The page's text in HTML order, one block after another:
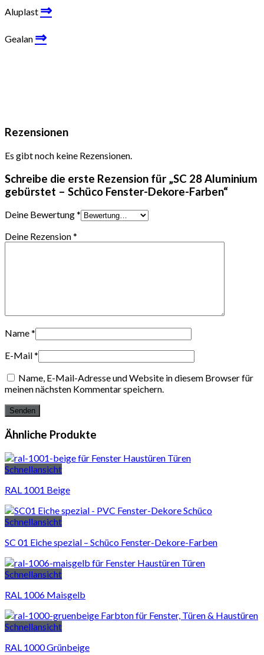
Aluplast ⇒
Gealan ⇒
Rezensionen
Es gibt noch keine Rezensionen.
Schreibe die erste Rezension für „SC 28 Aluminium
gebürstet – Schüco Fenster-Dekore-Farben“
Deine Bewertung*
Deine Rezension*
Name*
E-Mail*
Name, E-Mail-Adresse und Website in diesem Browser für
meinen nächsten Kommentar speichern.
Ähnliche Produkte
Schnellansicht
RAL 1001 Beige
Schnellansicht
SC 01 Eiche spezial – Schüco Fenster-Dekore-Farben
Schnellansicht
RAL 1006 Maisgelb
Schnellansicht
RAL 1000 Grünbeige